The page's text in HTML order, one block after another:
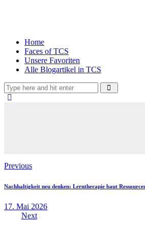
Home
Faces of TCS
Unsere Favoriten
Alle Blogartikel in TCS
Beitragsnavigation
Previous
Nachhaltigkeit neu denken: Lerntherapie baut
17. Mai 2026
Next